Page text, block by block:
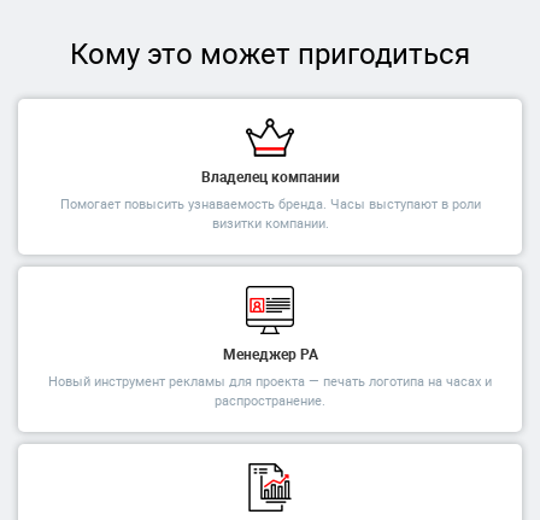
Кому это может пригодиться
Владелец компании
Помогает повысить узнаваемость бренда. Часы выступают в роли
визитки компании.
Менеджер РА
Новый инструмент рекламы для проекта — печать логотипа на часах и
распространение.